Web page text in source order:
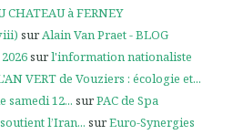
CHATEAU à FERNEY
surAlain Van Praet - BLOG
surl'information nationaliste
VERT de Vouziers : écologie et...
samedi 12... surPAC de Spa
l’Iran... surEuro-Synergies